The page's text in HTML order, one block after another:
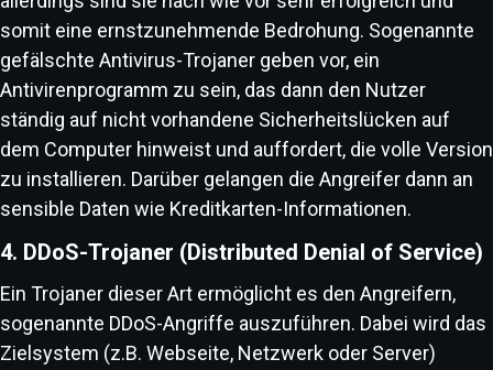
somit eine ernstzunehmende Bedrohung. Sogenannte
gefälschte Antivirus-Trojaner geben vor, ein
Antivirenprogramm zu sein, das dann den Nutzer
ständig auf nicht vorhandene Sicherheitslücken auf
dem Computer hinweist und auffordert, die volle Version
zu installieren. Darüber gelangen die Angreifer dann an
sensible Daten wie Kreditkarten-Informationen.
4. DDoS-Trojaner (Distributed Denial of Service)
Ein Trojaner dieser Art ermöglicht es den Angreifern,
sogenannte DDoS-Angriffe auszuführen. Dabei wird das
Zielsystem (z.B. Webseite, Netzwerk oder Server)